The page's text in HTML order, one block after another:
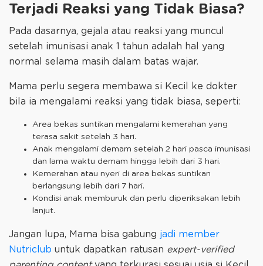
Terjadi Reaksi yang Tidak Biasa?
Pada dasarnya, gejala atau reaksi yang muncul
setelah imunisasi anak 1 tahun adalah hal yang
normal selama masih dalam batas wajar.
Mama perlu segera membawa si Kecil ke dokter
bila ia mengalami reaksi yang tidak biasa, seperti:
Area bekas suntikan mengalami kemerahan yang
terasa sakit setelah 3 hari.
Anak mengalami demam setelah 2 hari pasca imunisasi
dan lama waktu demam hingga lebih dari 3 hari.
Kemerahan atau nyeri di area bekas suntikan
berlangsung lebih dari 7 hari.
Kondisi anak memburuk dan perlu diperiksakan lebih
lanjut.
Jangan lupa, Mama bisa gabung jadi member
Nutriclub untuk dapatkan ratusan expert-verified